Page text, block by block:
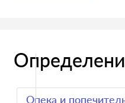
Опека и